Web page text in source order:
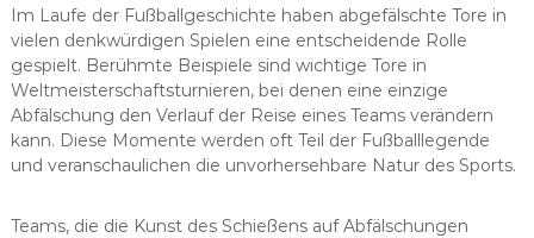
Im Laufe der Fußballgeschichte haben abgefälschte Tore in
vielen denkwürdigen Spielen eine entscheidende Rolle
gespielt. Berühmte Beispiele sind wichtige Tore in
Weltmeisterschaftsturnieren, bei denen eine einzige
Abfälschung den Verlauf der Reise eines Teams verändern
kann. Diese Momente werden oft Teil der Fußballlegende
und veranschaulichen die unvorhersehbare Natur des Sports.
Teams, die die Kunst des Schießens auf Abfälschungen